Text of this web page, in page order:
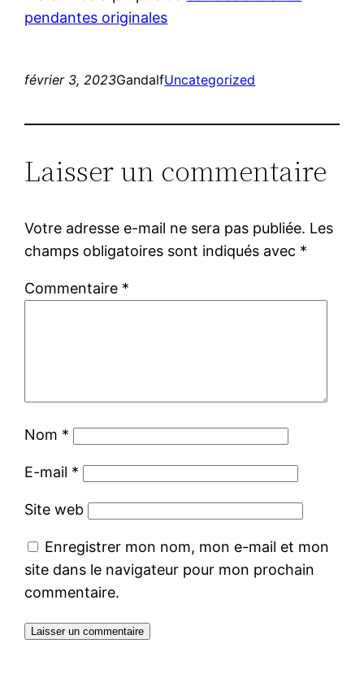
pendantes originales
février 3, 2023GandalfUncategorized
Laisser un commentaire
Votre adresse e-mail ne sera pas publiée. Les
champs obligatoires sont indiqués avec *
Commentaire *
Nom *
E-mail *
Site web
Enregistrer mon nom, mon e-mail et mon
site dans le navigateur pour mon prochain
commentaire.